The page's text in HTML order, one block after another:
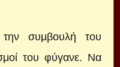
συμβουλή του
του φύγανε. Να